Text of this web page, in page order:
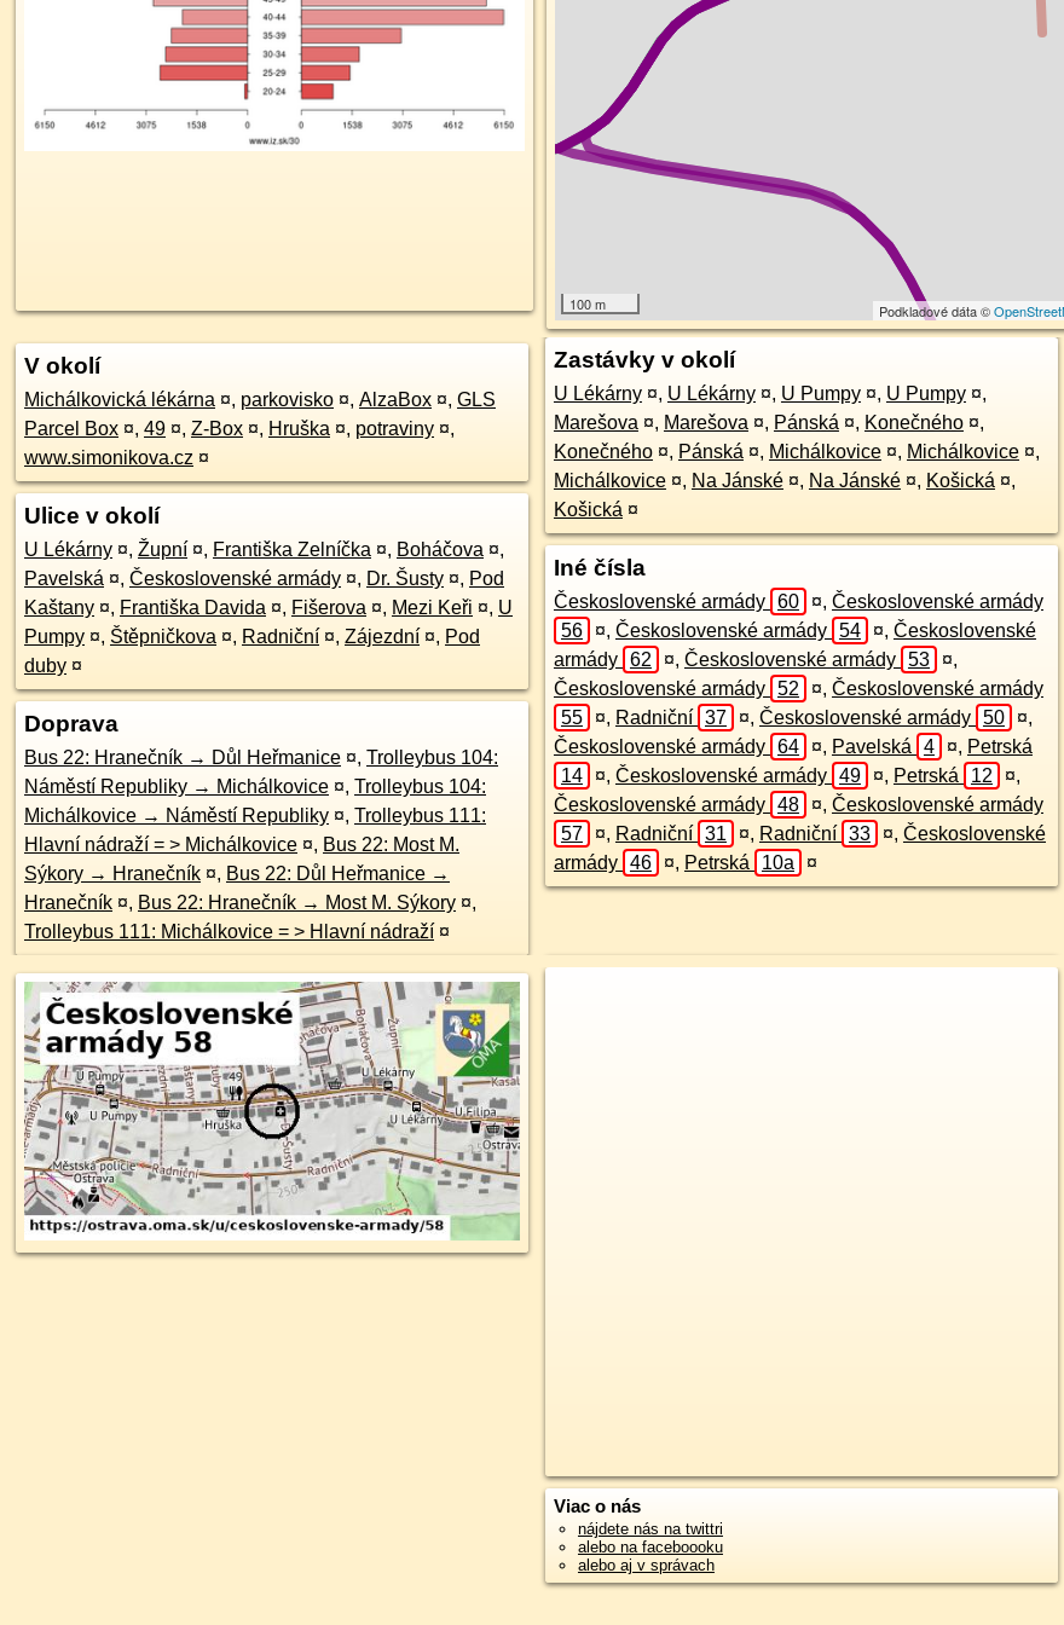
100 m Podkladové dáta ©
V okolí
Michálkovická lékárna ¤, parkovisko ¤, AlzaBox ¤, GLS
Parcel Box ¤, 49 ¤, Z-Box ¤, Hruška ¤, potraviny ¤,
www.simonikova.cz ¤
Ulice v okolí
U Lékárny ¤, Župní ¤, Františka Zelníčka ¤, Boháčova ¤,
Pavelská ¤, Československé armády ¤, Dr. Šusty ¤, Pod
Kaštany ¤, Františka Davida ¤, Fišerova ¤, Mezi Keři ¤, U
Pumpy ¤, Štěpničkova ¤, Radniční ¤, Zájezdní ¤, Pod
duby ¤
Doprava
Bus 22: Hranečník → Důl Heřmanice ¤, Trolleybus 104:
Náměstí Republiky → Michálkovice ¤, Trolleybus 104:
Michálkovice → Náměstí Republiky ¤, Trolleybus 111:
Hlavní nádraží = > Michálkovice ¤, Bus 22: Most M.
Sýkory → Hranečník ¤, Bus 22: Důl Heřmanice →
Hranečník ¤, Bus 22: Hranečník → Most M. Sýkory ¤,
Trolleybus 111: Michálkovice = > Hlavní nádraží ¤
Zastávky v okolí
U Lékárny ¤, U Lékárny ¤, U Pumpy ¤, U Pumpy ¤,
Marešova ¤, Marešova ¤, Pánská ¤, Konečného ¤,
Konečného ¤, Pánská ¤, Michálkovice ¤, Michálkovice ¤,
Michálkovice ¤, Na Jánské ¤, Na Jánské ¤, Košická ¤,
Košická ¤
Iné čísla
Československé armády 60 ¤, Československé armády
56
¤, Československé armády 54 ¤, Československé
armády 62 ¤, Československé armády 53 ¤,
Československé armády 52 ¤, Československé armády
55
¤, Radniční 37 ¤, Československé armády 50 ¤,
Československé armády 64 ¤, Pavelská 4 ¤, Petrská
14
¤, Československé armády 49 ¤, Petrská 12 ¤,
Československé armády 48 ¤, Československé armády
57
¤, Radniční 31 ¤, Radniční 33 ¤, Československé
armády 46 ¤, Petrská 10a ¤
Viac o nás
nájdete nás na twittri
alebo na faceboooku
alebo aj v správach